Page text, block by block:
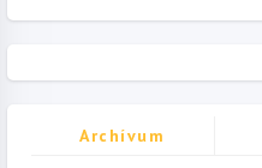
Archívum